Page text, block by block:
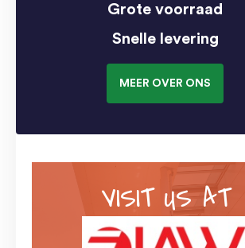
Grote voorraad
Snelle levering
MEER OVER ONS
VISIT US AT